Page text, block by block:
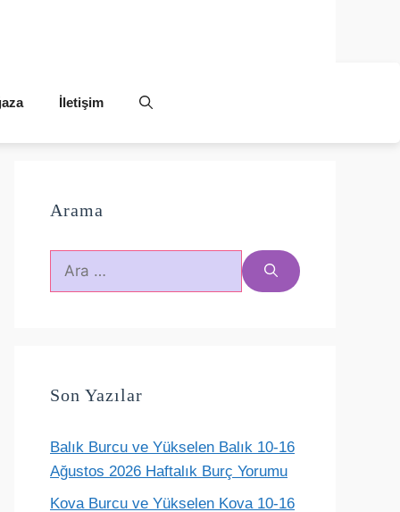
İletişim
Günlük yorum
Akrep
Günlük yorum
Yay
Günlük yorum
Arama
için
Son Yazılar
Balık Burcu ve Yükselen Balık 10-16
Ağustos 2026 Haftalık Burç Yorumu
Kova Burcu ve Yükselen Kova 10-16